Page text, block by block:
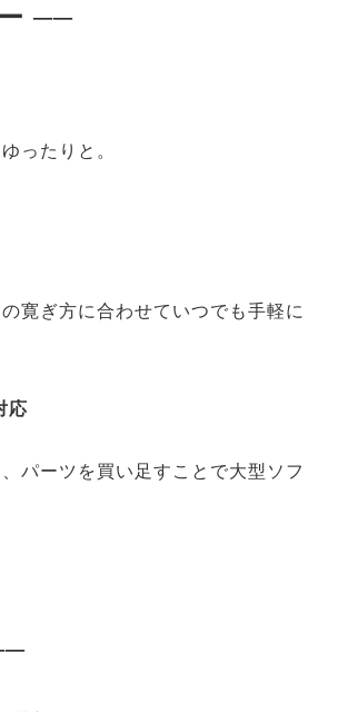
──
ったりと。
寛ぎ方に合わせていつでも手軽に
応
パーツを買い足すことで大型ソフ